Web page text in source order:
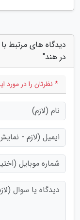
در هند"
* نظرتان را در مورد